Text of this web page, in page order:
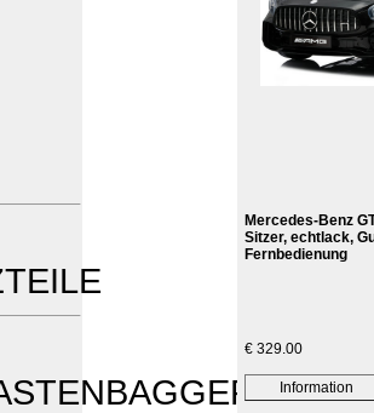
Mercedes-Benz
Sitzer, echtlack,
Fernbedienung
€ 329.00